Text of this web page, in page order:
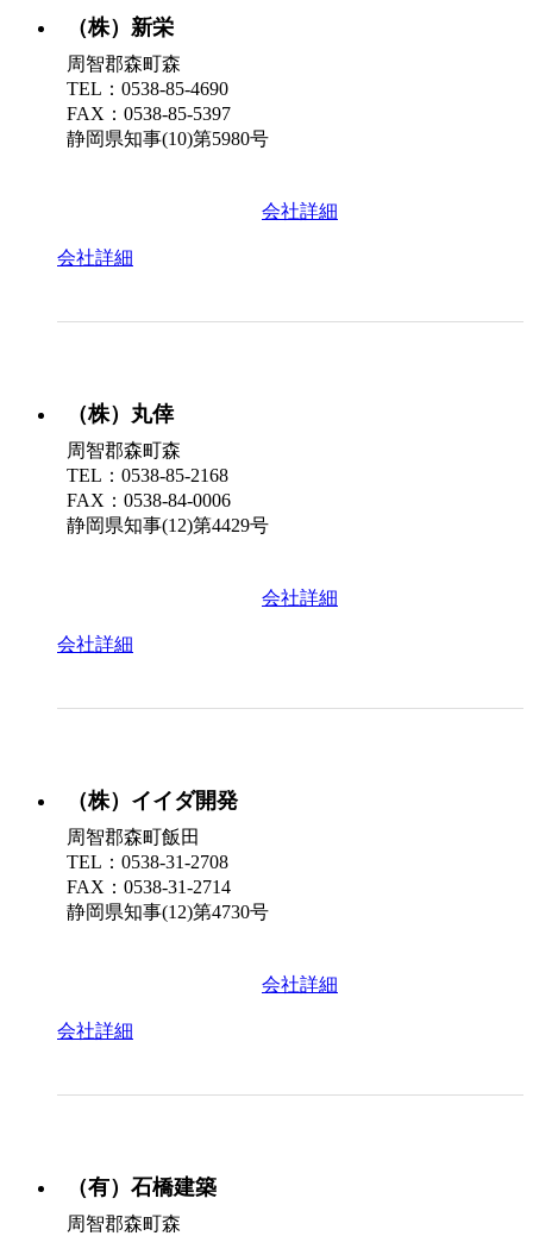
（株）新栄
周智郡森町森
TEL：0538-85-4690
FAX：0538-85-5397
静岡県知事(10)第5980号
会社詳細
会社詳細
（株）丸倖
周智郡森町森
TEL：0538-85-2168
FAX：0538-84-0006
静岡県知事(12)第4429号
会社詳細
会社詳細
（株）イイダ開発
周智郡森町飯田
TEL：0538-31-2708
FAX：0538-31-2714
静岡県知事(12)第4730号
会社詳細
会社詳細
（有）石橋建築
周智郡森町森